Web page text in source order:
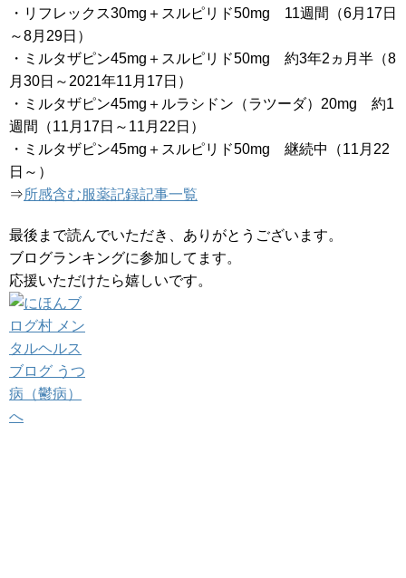
・リフレックス30mg＋スルピリド50mg 11週間（6月17日
～8月29日）
・ミルタザピン45mg＋スルピリド50mg 約3年2ヵ月半（8
月30日～2021年11月17日）
・ミルタザピン45mg＋ルラシドン（ラツーダ）20mg 約1
週間（11月17日～11月22日）
・ミルタザピン45mg＋スルピリド50mg 継続中（11月22
日～）
⇒所感含む服薬記録記事一覧
最後まで読んでいただき、ありがとうございます。
ブログランキングに参加してます。
応援いただけたら嬉しいです。